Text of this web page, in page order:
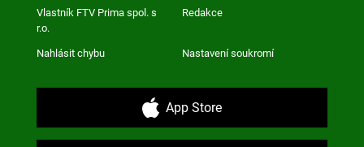
Vlastník FTV Prima spol. s
r.o.
Redakce
Nahlásit chybu Nastavení soukromí
App Store